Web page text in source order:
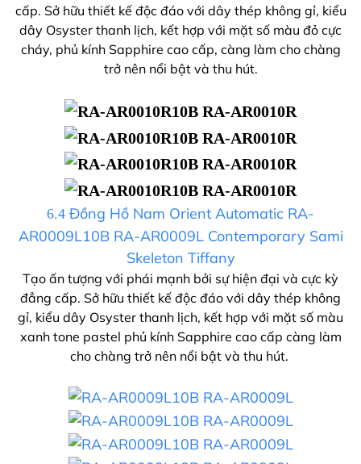
cấp. Sở hữu thiết kế độc đáo với dây thép không gỉ, kiểu
dây Osyster thanh lịch, kết hợp với mặt số màu đỏ cực
cháy, phủ kính Sapphire cao cấp, càng làm cho chàng
trở nên nổi bật và thu hút.
6.4 Đồng Hồ Nam Orient Automatic RA-
AR0009L10B RA-AR0009L Contemporary Sami
Skeleton Tiffany
Tạo ấn tượng với phái mạnh bởi sự hiện đại và cực kỳ
đẳng cấp. Sở hữu thiết kế độc đáo với dây thép không
gỉ, kiểu dây Osyster thanh lịch, kết hợp với mặt số màu
xanh tone pastel phủ kính Sapphire cao cấp càng làm
cho chàng trở nên nổi bật và thu hút.